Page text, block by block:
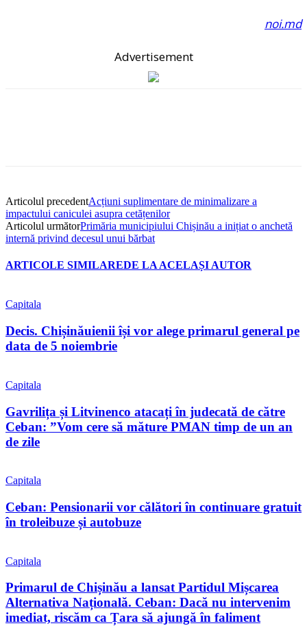
noi.md
Advertisement
Articolul precedentAcțiuni suplimentare de minimalizare a
impactului caniculei asupra cetățenilor
Articolul următorPrimăria municipiului Chișinău a inițiat o anchetă
internă privind decesul unui bărbat
ARTICOLE SIMILAREDE LA ACELAȘI AUTOR
Capitala
Decis. Chișinăuienii își vor alege primarul general pe
data de 5 noiembrie
Capitala
Gavrilița și Litvinenco atacați în judecată de către
Ceban: ”Vom cere să măture PMAN timp de un an
de zile
Capitala
Ceban: Pensionarii vor călători în continuare gratuit
în troleibuze și autobuze
Capitala
Primarul de Chișinău a lansat Partidul Mișcarea
Alternativa Națională. Ceban: Dacă nu intervenim
imediat, riscăm ca Țara să ajungă în faliment